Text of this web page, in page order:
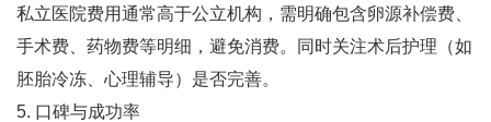
私立医院费用通常高于公立机构，需明确包含卵源补偿费、
手术费、药物费等明细，避免消费‌。同时关注术后护理（如
胚胎冷冻、心理辅导）是否完善‌。
5. ‌口碑与成功率‌